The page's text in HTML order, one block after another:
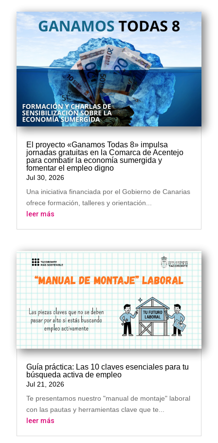
El proyecto «Ganamos Todas 8» impulsa
jornadas gratuitas en la Comarca de Acentejo
para combatir la economía sumergida y
fomentar el empleo digno
Jul 30, 2026
Una iniciativa financiada por el Gobierno de Canarias
ofrece formación, talleres y orientación...
leer más
Guía práctica: Las 10 claves esenciales para tu
búsqueda activa de empleo
Jul 21, 2026
Te presentamos nuestro "manual de montaje" laboral
con las pautas y herramientas clave que te...
leer más